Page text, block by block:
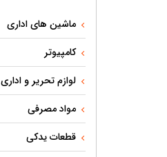
ماشین های اداری
کامپیوتر
لوازم تحریر و اداری
مواد مصرفی
قطعات یدکی